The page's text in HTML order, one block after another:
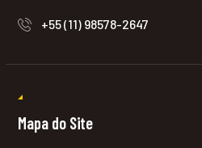
+55 (11) 98578-2647
Mapa do Site